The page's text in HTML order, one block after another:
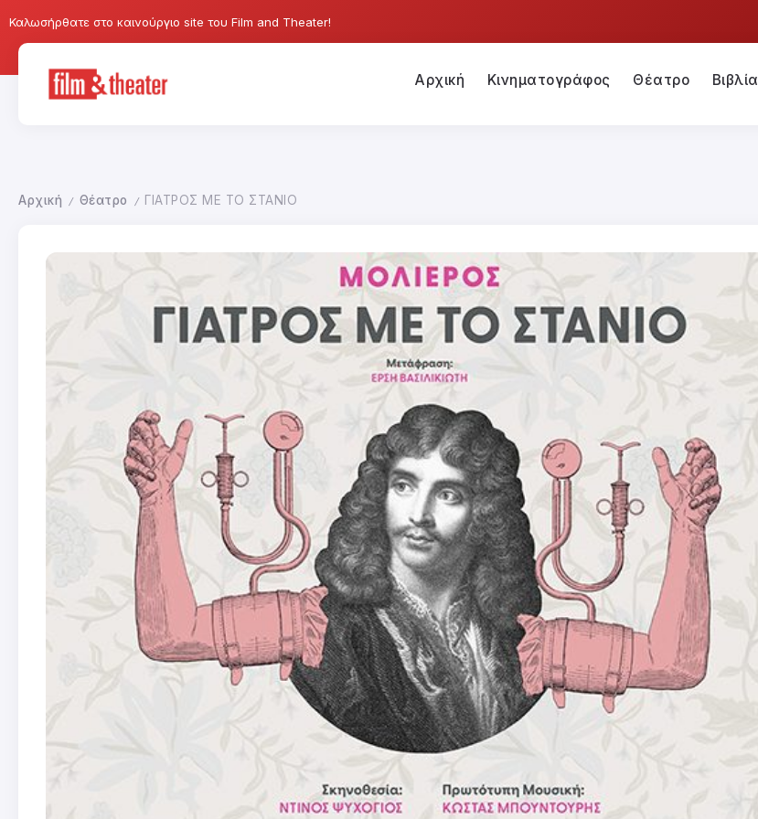
Καλωσήρθατε στο καινούργιο site του Film and Theater!
Αρχική Κινηματογράφος Θέατρο Βιβλία
Αρχική / Θέατρο / ΓΙΑΤΡΟΣ ΜΕ ΤΟ ΣΤΑΝΙΟ